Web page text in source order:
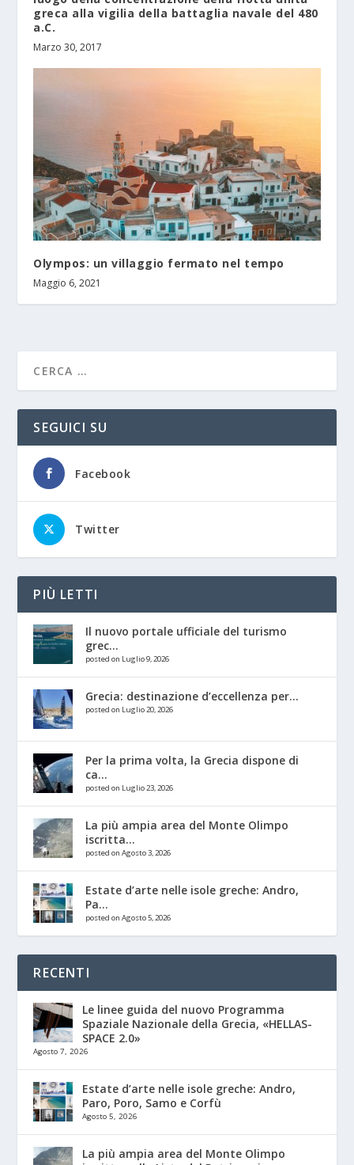
greca alla vigilia della battaglia navale del 480
a.C.
Marzo 30, 2017
Olympos: un villaggio fermato nel tempo
Maggio 6, 2021
SEGUICI SU
Facebook
Twitter
PIÙ LETTI
Il nuovo portale ufficiale del turismo
grec...
posted on Luglio 9, 2026
Grecia: destinazione d’eccellenza per...
posted on Luglio 20, 2026
Per la prima volta, la Grecia dispone di
ca...
posted on Luglio 23, 2026
La più ampia area del Monte Olimpo
iscritta...
posted on Agosto 3, 2026
Estate d’arte nelle isole greche: Andro,
Pa...
posted on Agosto 5, 2026
RECENTI
Le linee guida del nuovo Programma
Spaziale Nazionale della Grecia, «HELLAS-
SPACE 2.0»
Agosto 7, 2026
Estate d’arte nelle isole greche: Andro,
Paro, Poro, Samo e Corfù
Agosto 5, 2026
La più ampia area del Monte Olimpo